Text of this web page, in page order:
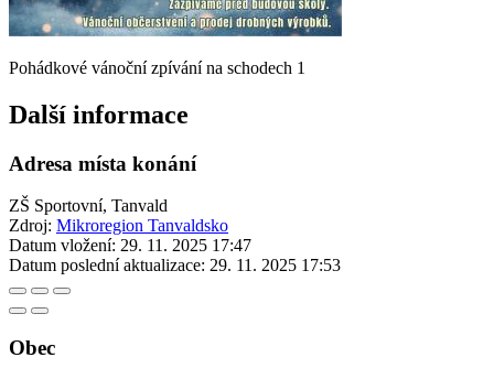
Pohádkové vánoční zpívání na schodech 1
Další informace
Adresa místa konání
ZŠ Sportovní, Tanvald
Zdroj: Mikroregion Tanvaldsko
Datum vložení: 29. 11. 2025 17:47
Datum poslední aktualizace: 29. 11. 2025 17:53
Obec